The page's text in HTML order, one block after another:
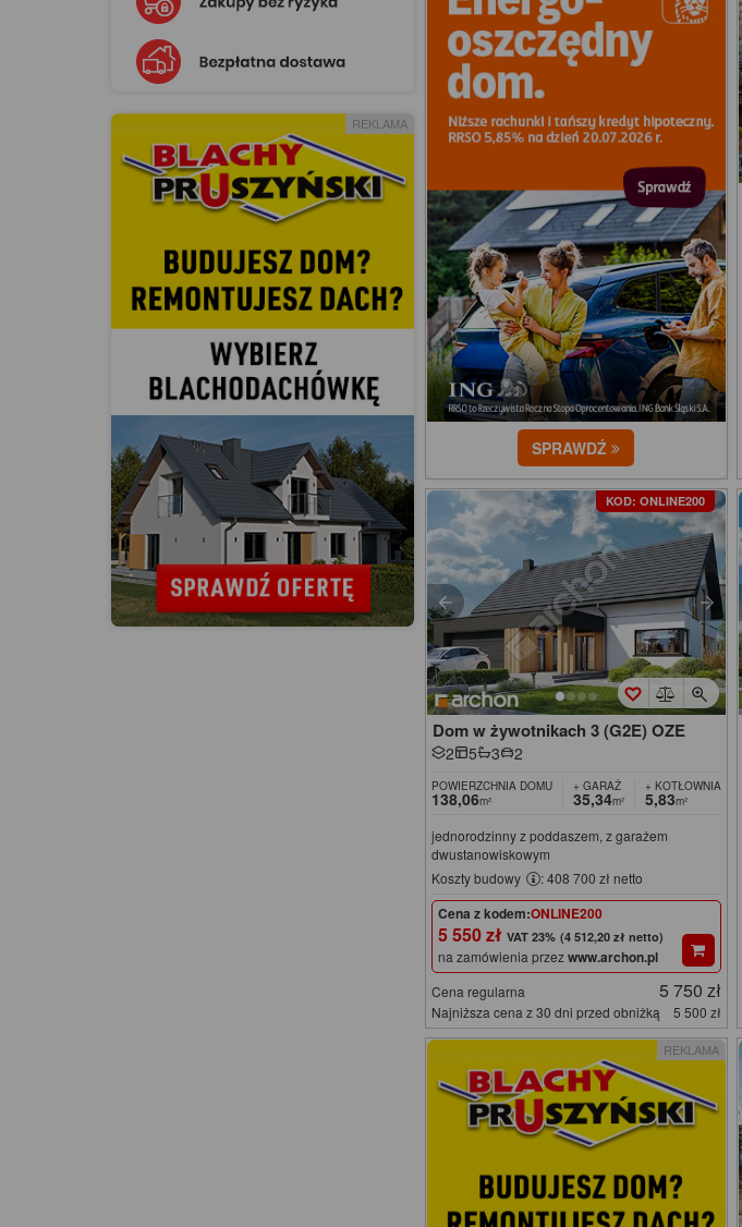
SPRAWDŹ
KOD: ONLINE200
Dom w żywotnikach 3 (G2E) OZE
2 5 3 2
POWIERZCHNIA DOMU
138,06m²
+ GARAŻ
35,34m²
+ KOTŁOWNIA
5,83m²
jednorodzinny z poddaszem, z garażem
dwustanowiskowym
Koszty budowy
: 408 700 zł netto
Cena z kodem:ONLINE200
5 550 zł (4 512,20 zł netto)
na zamówienia przezwww.archon.pl
Cena regularna 5 750 zł
Najniższa cena z 30 dni przed obniżką 5 500 zł
REKLAMA
REKLAMA